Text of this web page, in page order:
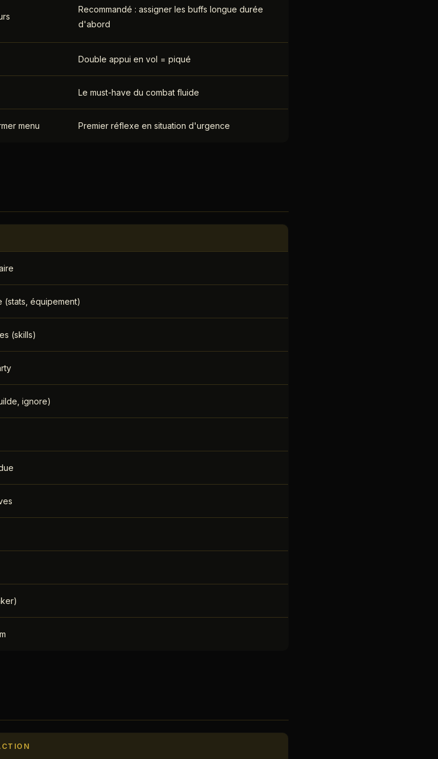
Recommandé : assigner les buffs longue durée
d'abord
Double appui en vol = piqué
Le must-have du combat fluide
menu Premier réflexe en situation d'urgence
(stats, équipement)
(skills)
ignore)